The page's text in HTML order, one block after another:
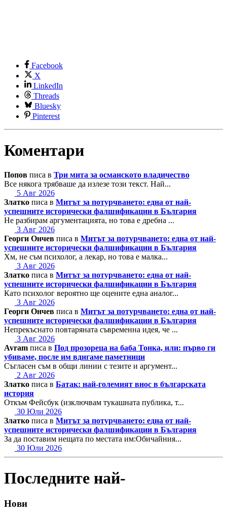
Facebook
X
LinkedIn
Threads
Bluesky
Pinterest
Коментари
Попов писа в Три мита за османското владичество
Все някога трябваше да излезе този текст. Най...
5 Авг 2026
Златко писа в Митът за потурчването: една от най-
успешните исторически фалшификации в България
Не разбирам аргументацията, но това е дребна ...
3 Авг 2026
Георги Ончев писа в Митът за потурчването: една от най-
успешните исторически фалшификации в България
Хм, не съм психолог, а лекар, но това е малка...
3 Авг 2026
Златко писа в Митът за потурчването: една от най-
успешните исторически фалшификации в България
Като психолог вероятно ще оцените една аналог...
3 Авг 2026
Георги Ончев писа в Митът за потурчването: една от най-
успешните исторически фалшификации в България
Непрекъснато повтаряната съвременна идея, че ...
3 Авг 2026
Avram писа в Под прозореца на баба Тонка, или: първо ги
убиваме, после им вдигаме паметници
Съгласен съм в общи линии с тезите и аргумент...
2 Авг 2026
Златко писа в Батак: най-големият внос в българската
история
Откъм Фейсбук (изключвам тукашната публика, т...
30 Юли 2026
Златко писа в Митът за потурчването: една от най-
успешните исторически фалшификации в България
За да поставим нещата по местата им:Обичайния...
30 Юли 2026
Последните най-
Нови